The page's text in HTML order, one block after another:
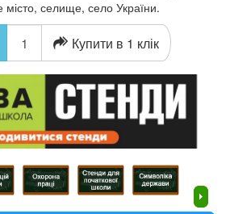
селище, село України.
Купити в 1 клік